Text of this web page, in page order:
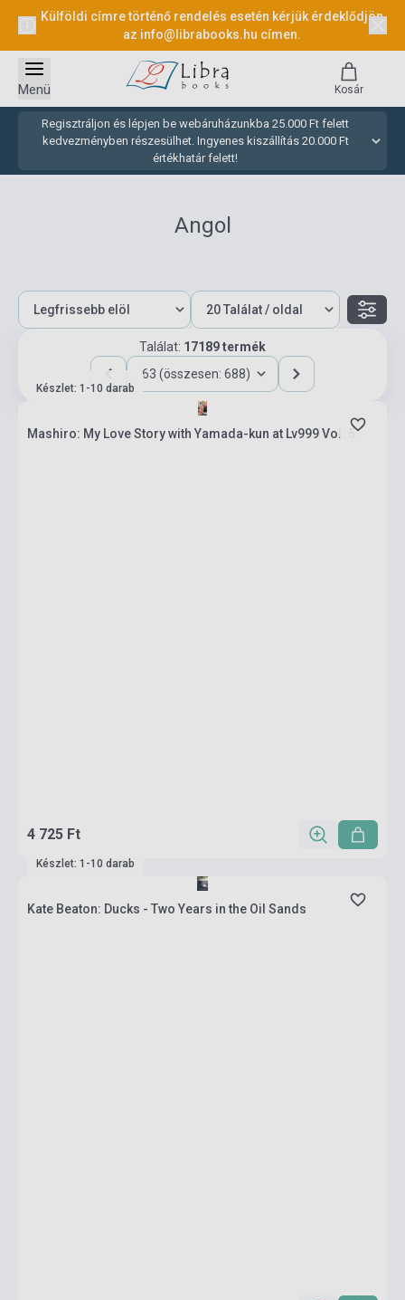
Külföldi címre történő rendelés esetén kérjük érdeklődjön
az info@librabooks.hu címen.
Regisztráljon és lépjen be webáruházunkba 25.000 Ft felett
kedvezményben részesülhet. Ingyenes kiszállítás 20.000 Ft
értékhatár felett!
Menü Kosár
Angol
Találat: 17189 termék
63 (összesen: 688)
Készlet: 1-10 darab
Mashiro: My Love Story with Yamada-kun at Lv999 Vol. 5
4 725 Ft
Készlet: 1-10 darab
Kate Beaton: Ducks - Two Years in the Oil Sands